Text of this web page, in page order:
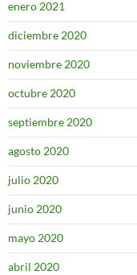
enero 2021
diciembre 2020
noviembre 2020
octubre 2020
septiembre 2020
agosto 2020
julio 2020
junio 2020
mayo 2020
abril 2020